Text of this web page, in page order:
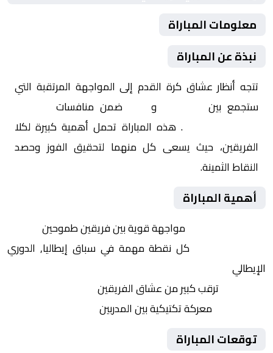
معلومات المباراة
نبذة عن المباراة
تتجه أنظار عشاق كرة القدم إلى المواجهة المرتقبة التي
ستجمع بين
و ضمن منافسات
. هذه المباراة تحمل أهمية كبيرة لكلا
الفريقين، حيث يسعى كل منهما لتحقيق الفوز وحصد
النقاط الثمينة.
أهمية المباراة
مواجهة قوية بين فريقين طموحين
كل نقطة مهمة في سباق إيطاليا, الدوري
الإيطالي
ترقب كبير من عشاق الفريقين
معركة تكتيكية بين المدربين
توقعات المباراة